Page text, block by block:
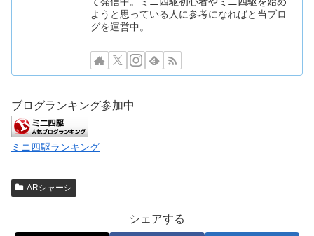
ようと思っている人に参考になればと当ブロ
グを運営中。
ブログランキング参加中
ミニ四駆ランキング
ARシャーシ
シェアする